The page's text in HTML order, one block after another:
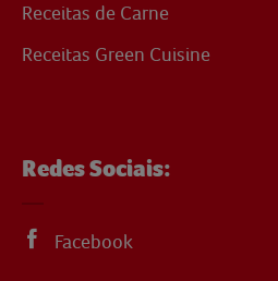
Receitas de Carne
Receitas Green Cuisine
Redes Sociais:
Facebook